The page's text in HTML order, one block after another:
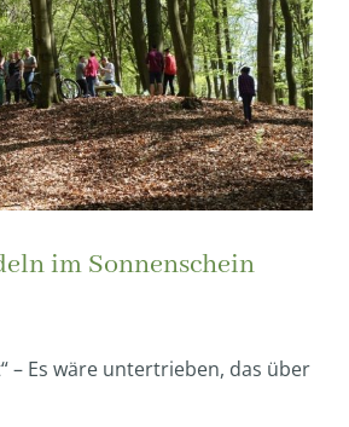
im Sonnenschein
– Es wäre untertrieben, das über